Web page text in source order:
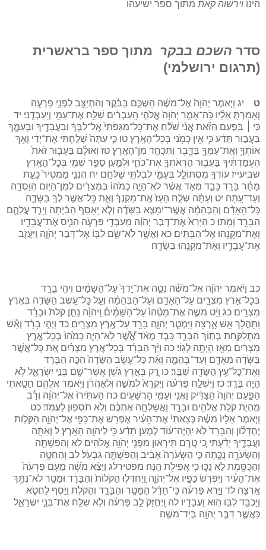
הינו וירשוה קאת מתוך ספר ישיעהו
סדר השכם בבקר מתוך ספר בראשרית
(תרגום ירושלמי)
ט יג וַיֹּ֤אמֶר יְהֹוָה֙ אֶל־מֹשֶׁ֔ה הַשְׁכֵּ֣ם בַּבֹּ֔קֶר וְהִתְיַצֵּ֖ב לִפְנֵ֣י פַרְעֹ֑ה
וְאָמַרְתָּ֣ אֵלָ֗יו כֹּֽה־אָמַ֤ר יְהֹוָה֙ אֱלֹהֵ֣י הָֽעִבְרִ֔ים שַׁלַּ֥ח אֶת־עַמִּ֖י וְיַֽעַבְדֻֽנִי׃ יד
כִּ֣י ׀ בַּפַּ֣עַם הַזֹּ֗את אֲנִ֨י שֹׁלֵ֜חַ אֶת־כׇּל־מַגֵּפֹתַי֙ אֶֽל־לִבְּךָ֔ וּבַעֲבָדֶ֖יךָ וּבְעַמֶּ֑ךָ
בַּעֲב֣וּר תֵּדַ֔ע כִּ֛י אֵ֥ין כָּמֹ֖נִי בְּכׇל־הָאָֽרֶץ׃ טו כִּ֤י עַתָּה֙ שָׁלַ֣חְתִּי אֶת־יָדִ֔י וָאַ֥ךְ
אוֹתְךָ֛ וְאֶֽת־עַמְּךָ֖ בַּדָּ֑בֶר וַתִּכָּחֵ֖ד מִן־הָאָֽרֶץ׃ טז וְאוּלָ֗ם בַּעֲב֥וּר זֹאת֙
הֶעֱמַדְתִּ֔יךָ בַּעֲב֖וּר הַרְאֹתְךָ֣ אֶת־כֹּחִ֑י וּלְמַ֛עַן סַפֵּ֥ר שְׁמִ֖י בְּכׇל־הָאָֽרֶץ׃
שביעייז עוֹדְךָ֖ מִסְתּוֹלֵ֣ל בְּעַמִּ֑י לְבִלְתִּ֖י שַׁלְּחָֽם׃ יח הִנְנִ֤י מַמְטִיר֙ כָּעֵ֣ת
מָחָ֔ר בָּרָ֖ד כָּבֵ֣ד מְאֹ֑ד אֲשֶׁ֨ר לֹא־הָיָ֤ה כָמֹ֙הוּ֙ בְּמִצְרַ֔יִם לְמִן־הַיּ֥וֹם הִוָּסְדָ֖ה
וְעַד־עָֽתָּה׃ יט וְעַתָּ֗ה שְׁלַ֤ח הָעֵז֙ אֶֽת־מִקְנְךָ֔ וְאֵ֛ת כׇּל־אֲשֶׁ֥ר לְךָ֖ בַּשָּׂדֶ֑ה
כׇּל־הָאָדָ֨ם וְהַבְּהֵמָ֜ה אֲשֶֽׁר־יִמָּצֵ֣א בַשָּׂדֶ֗ה וְלֹ֤א יֵֽאָסֵף֙ הַבַּ֔יְתָה וְיָרַ֧ד עֲלֵהֶ֛ם
הַבָּרָ֖ד וָמֵֽתוּ׃ כ הַיָּרֵא֙ אֶת־דְּבַ֣ר יְהֹוָ֔ה מֵֽעַבְדֵ֖י פַּרְעֹ֑ה הֵנִ֛יס אֶת־עֲבָדָ֥יו
וְאֶת־מִקְנֵ֖הוּ אֶל־הַבָּתִּֽים׃ כא וַאֲשֶׁ֥ר לֹא־שָׂ֛ם לִבּ֖וֹ אֶל־דְּבַ֣ר יְהֹוָ֑ה וַֽיַּעֲזֹ֛ב
אֶת־עֲבָדָ֥יו וְאֶת־מִקְנֵ֖הוּ בַּשָּׂדֶֽה׃
כב וַיֹּ֨אמֶר יְהֹוָ֜ה אֶל־מֹשֶׁ֗ה נְטֵ֤ה אֶת־יָֽדְךָ֙ עַל־הַשָּׁמַ֔יִם וִיהִ֥י בָרָ֖ד
בְּכׇל־אֶ֣רֶץ מִצְרָ֑יִם עַל־הָאָדָ֣ם וְעַל־הַבְּהֵמָ֗ה וְעַ֛ל כׇּל־עֵ֥שֶׂב הַשָּׂדֶ֖ה בְּאֶ֥רֶץ
מִצְרָֽיִם׃ כג וַיֵּ֨ט מֹשֶׁ֣ה אֶת־מַטֵּ֘הוּ֮ עַל־הַשָּׁמַ֒יִם֒ וַֽיהֹוָ֗ה נָתַ֤ן קֹלֹת֙ וּבָרָ֔ד
וַתִּ֥הֲלַךְ אֵ֖שׁ אָ֑רְצָה וַיַּמְטֵ֧ר יְהֹוָ֛ה בָּרָ֖ד עַל־אֶ֥רֶץ מִצְרָֽיִם׃ כד וַיְהִ֣י בָרָ֔ד וְאֵ֕שׁ
מִתְלַקַּ֖חַת בְּת֣וֹךְ הַבָּרָ֑ד כָּבֵ֣ד מְאֹ֔ד אֲ֠שֶׁ֠ר לֹֽא־הָיָ֤ה כָמֹ֙הוּ֙ בְּכׇל־אֶ֣רֶץ
מִצְרַ֔יִם מֵאָ֖ז הָיְתָ֥ה לְגֽוֹי׃ כה וַיַּ֨ךְ הַבָּרָ֜ד בְּכׇל־אֶ֣רֶץ מִצְרַ֗יִם אֵ֚ת כׇּל־אֲשֶׁ֣ר
בַּשָּׂדֶ֔ה מֵאָדָ֖ם וְעַד־בְּהֵמָ֑ה וְאֵ֨ת כׇּל־עֵ֤שֶׂב הַשָּׂדֶה֙ הִכָּ֣ה הַבָּרָ֔ד
וְאֶת־כׇּל־עֵ֥ץ הַשָּׂדֶ֖ה שִׁבֵּֽר׃ כו רַ֚ק בְּאֶ֣רֶץ גֹּ֔שֶׁן אֲשֶׁר־שָׁ֖ם בְּנֵ֣י יִשְׂרָאֵ֑ל לֹ֥א
הָיָ֖ה בָּרָֽד׃ כז וַיִּשְׁלַ֣ח פַּרְעֹ֗ה וַיִּקְרָא֙ לְמֹשֶׁ֣ה וּֽלְאַהֲרֹ֔ן וַיֹּ֥אמֶר אֲלֵהֶ֖ם חָטָ֣אתִי
הַפָּ֑עַם יְהֹוָה֙ הַצַּדִּ֔יק וַאֲנִ֥י וְעַמִּ֖י הָרְשָׁעִֽים׃ כח הַעְתִּ֙ירוּ֙ אֶל־יְהֹוָ֔ה וְרַ֕ב
מִֽהְיֹ֛ת קֹלֹ֥ת אֱלֹהִ֖ים וּבָרָ֑ד וַאֲשַׁלְּחָ֣ה אֶתְכֶ֔ם וְלֹ֥א תֹסִפ֖וּן לַעֲמֹֽד׃ כט
וַיֹּ֤אמֶר אֵלָיו֙ מֹשֶׁ֔ה כְּצֵאתִי֙ אֶת־הָעִ֔יר אֶפְרֹ֥שׂ אֶת־כַּפַּ֖י אֶל־יְהֹוָ֑ה הַקֹּל֣וֹת
יֶחְדָּל֗וּן וְהַבָּרָד֙ לֹ֣א יִֽהְיֶה־ע֔וֹד לְמַ֣עַן תֵּדַ֔ע כִּ֥י לַיהֹוָ֖ה הָאָֽרֶץ׃ ל וְאַתָּ֖ה
וַעֲבָדֶ֑יךָ יָדַ֕עְתִּי כִּ֚י טֶ֣רֶם תִּֽירְא֔וּן מִפְּנֵ֖י יְהֹוָ֥ה אֱלֹהִֽים׃ לא וְהַפִּשְׁתָּ֥ה
וְהַשְּׂעֹרָ֖ה נֻכָּ֑תָה כִּ֤י הַשְּׂעֹרָה֙ אָבִ֔יב וְהַפִּשְׁתָּ֖ה גִּבְעֹֽל׃ לב וְהַחִטָּ֥ה
וְהַכֻּסֶּ֖מֶת לֹ֣א נֻכּ֑וּ כִּ֥י אֲפִילֹ֖ת הֵֽנָּה׃ מפטירלג וַיֵּצֵ֨א מֹשֶׁ֜ה מֵעִ֤ם פַּרְעֹה֙
אֶת־הָעִ֔יר וַיִּפְרֹ֥שׂ כַּפָּ֖יו אֶל־יְהֹוָ֑ה וַֽיַּחְדְּל֤וּ הַקֹּלוֹת֙ וְהַבָּרָ֔ד וּמָטָ֖ר לֹא־נִתַּ֥ךְ
אָֽרְצָה׃ לד וַיַּ֣רְא פַּרְעֹ֗ה כִּֽי־חָדַ֨ל הַמָּטָ֧ר וְהַבָּרָ֛ד וְהַקֹּלֹ֖ת וַיֹּ֣סֶף לַחֲטֹ֑א
וַיַּכְבֵּ֥ד לִבּ֖וֹ ה֥וּא וַעֲבָדָֽיו׃ לה וַֽיֶּחֱזַק֙ לֵ֣ב פַּרְעֹ֔ה וְלֹ֥א שִׁלַּ֖ח אֶת־בְּנֵ֣י יִשְׂרָאֵ֑ל
כַּאֲשֶׁ֛ר דִּבֶּ֥ר יְהֹוָ֖ה בְּיַד־מֹשֶֽׁה׃